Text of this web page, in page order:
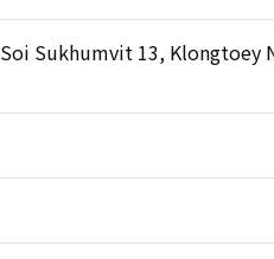
Sukhumvit 13,